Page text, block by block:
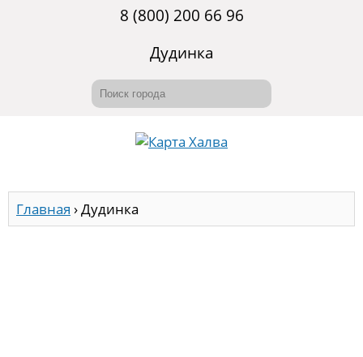
8 (800) 200 66 96
Дудинка
Главная ›Дудинка